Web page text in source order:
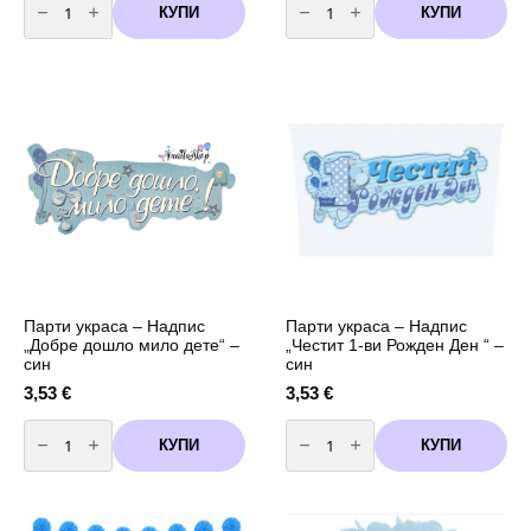
за
Парти
украса
син
КУПИ за
Парти
украса
син
КУПИ
Парти украса – Надпис
„Добре дошло мило дете“ –
син
3,53 €
количество
за
Парти
украса
"Добре
КУПИ
Парти украса – Надпис
„Честит 1-ви Рожден Ден “ –
син
3,53 €
количество
за
Парти
украса
КУПИ